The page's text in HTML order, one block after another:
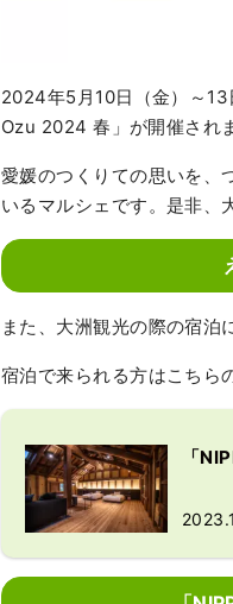
2024年5月10日（金）～
Ozu 2024 春」が開催され
愛媛のつくりての思いを、
いるマルシェです。是非、
また、大洲観光の際の宿泊
宿泊で来られる方はこちら
「